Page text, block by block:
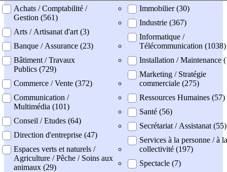
professionel
Achats / Comptabilité /
Gestion (561)
Arts / Artisanat d'art (3)
Banque / Assurance (23)
Bâtiment / Travaux
Publics (729)
Commerce / Vente (372)
Communication /
Multimédia (101)
Conseil / Etudes (64)
Direction d'entreprise (47)
Espaces verts et naturels /
Agriculture / Pêche / Soins aux
animaux (29)
Immobilier (30)
Industrie (367)
Informatique /
Télécommunication (1038)
Installation / Maintenance
Marketing / Stratégie
commerciale (275)
Ressources Humaines (57)
Santé (56)
Secrétariat / Assistanat (55)
Services à la personne / à la
collectivité (197)
Spectacle (7)